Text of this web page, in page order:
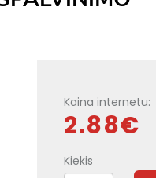
Kaina internetu:
2.88€
Kiekis